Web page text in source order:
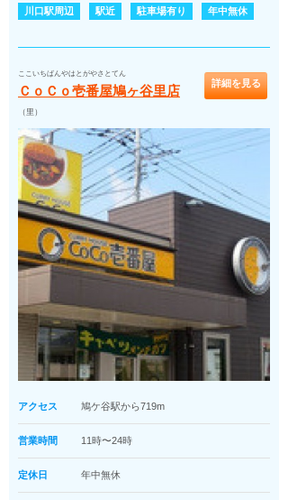
川口駅周辺 駅近 駐車場有り 年中無休
ここいちばんやはとがやさとてん
ＣｏＣｏ壱番屋鳩ヶ谷里店
（里）
詳細を見る
アクセス 鳩ケ谷駅から719m
営業時間 11時〜24時
定休日 年中無休